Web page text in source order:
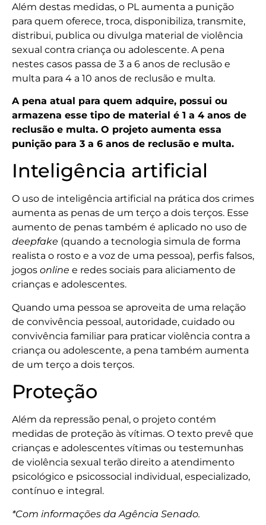
Além destas medidas, o PL aumenta a punição
para quem oferece, troca, disponibiliza, transmite,
distribui, publica ou divulga material de violência
sexual contra criança ou adolescente. A pena
nestes casos passa de 3 a 6 anos de reclusão e
multa para 4 a 10 anos de reclusão e multa.
A pena atual para quem adquire, possui ou
armazena esse tipo de material é 1 a 4 anos de
reclusão e multa. O projeto aumenta essa
punição para 3 a 6 anos de reclusão e multa.
Inteligência artificial
O uso de inteligência artificial na prática dos crimes
aumenta as penas de um terço a dois terços. Esse
aumento de penas também é aplicado no uso de
deepfake (quando a tecnologia simula de forma
realista o rosto e a voz de uma pessoa), perfis falsos,
jogos online e redes sociais para aliciamento de
crianças e adolescentes.
Quando uma pessoa se aproveita de uma relação
de convivência pessoal, autoridade, cuidado ou
convivência familiar para praticar violência contra a
criança ou adolescente, a pena também aumenta
de um terço a dois terços.
Proteção
Além da repressão penal, o projeto contém
medidas de proteção às vítimas. O texto prevê que
crianças e adolescentes vítimas ou testemunhas
de violência sexual terão direito a atendimento
psicológico e psicossocial individual, especializado,
contínuo e integral.
*Com informações da Agência Senado.